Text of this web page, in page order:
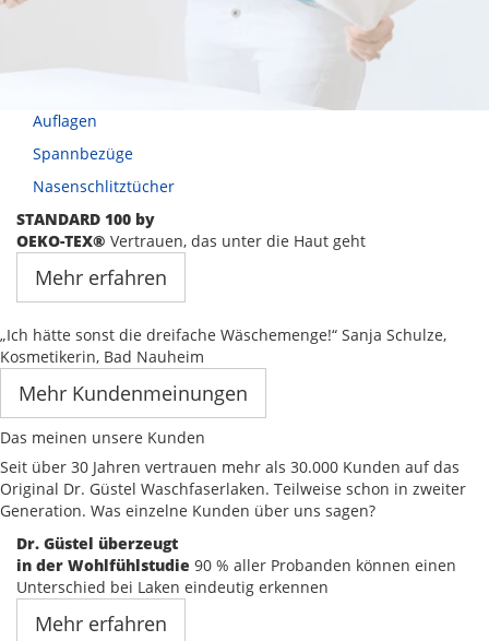
Auflagen
Spannbezüge
Nasenschlitztücher
STANDARD 100 by
OEKO-TEX® Vertrauen, das unter die Haut geht
Mehr erfahren
„Ich hätte sonst die dreifache Wäschemenge!“ Sanja Schulze,
Kosmetikerin, Bad Nauheim
Mehr Kundenmeinungen
Das meinen unsere Kunden
Seit über 30 Jahren vertrauen mehr als 30.000 Kunden auf das
Original Dr. Güstel Waschfaserlaken. Teilweise schon in zweiter
Generation. Was einzelne Kunden über uns sagen?
Dr. Güstel überzeugt
in der Wohlfühlstudie 90 % aller Probanden können einen
Unterschied bei Laken eindeutig erkennen
Mehr erfahren